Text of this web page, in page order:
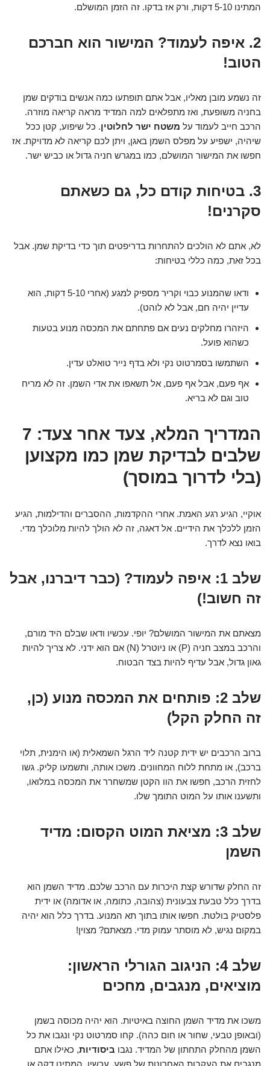
המתינו 5-10 דקות, ורק אז בדקו. זה הזמן המושלם.
2. איפה לעמוד? המישור הוא חברכם
הטוב!
זה נשמע מובן מאליו, אבל אתם תופתעו כמה אנשים בודקים שמן
בחניה משופעת, ואז מתפלאים למה המדיד מראה קריאה מוזרה.
הרכב חייב לעמוד על משטח ישר לחלוטין. כל שיפוע, קטן ככל
שיהיה, ישפיע על מפלס השמן באגן, ויתן לכם קריאה לא מדויקת. אז
חפשו את המישור המושלם, כמו במגרש חניה גדול או כביש ישר.
3. בטיחות קודם כל, גם כשאתם
סקרנים!
לא, אתם לא הולכים להתחרות בדריפטים תוך כדי בדיקת שמן. אבל
בכל זאת, כמה כללי בטיחות:
ודאו שהמנוע כבוי וקריר מספיק למגע (אחרי 5-10 דקות, הוא
עדיין יהיה חם, אבל לא לוהט).
היזהרו מחלקים נעים אם פתחתם את המכסה מנוע בטעות
כשהוא פועל.
השתמשו בסמרטוט נקי ולא בדף נייר טואלט עדין.
אף פעם, אבל אף פעם, אל תשאפו את אדי השמן. זה לא מריח
טוב וגם לא בריא.
המדריך המלא, צעד אחר צעד: 7
שלבים לבדיקת שמן כמו מקצוען
(בלי לדרוך במוסך)
אוקיי, הגיע רגע האמת. אחרי ההקדמות, ההסברים והדילמות, הגיע
הזמן ללכלך את הידיים. אל דאגה, זה לא הולך להיות מלוכלך מדי.
בואו נצא לדרך.
שלב 1: איפה לעמוד? (כבר דיברנו, אבל
זה חשוב!)
מצאתם את המישור המושלם? יופי. עכשיו ודאו שבלם היד מורם,
והרכב במצב חניה (P) או ניוטרל (N) אם הוא ידני. לא צריך להיות
גאון גדול, אבל עדיף להיות בצד הבטוח.
שלב 2: פותחים את המכסה מנוע (כן,
זה החלק הקל)
ברוב הרכבים יש ידית קטנה ליד הרגל השמאלית (או הימנית, תלוי
ברכב), או מתחת ללוח המחוונים. משכו אותה, ותשמעו קליק. גשו
לחזית הרכב, חפשו את הוו הקטן שמשחרר את המכסה במלואו,
ותשענו אותו על המוט התומך שלו.
שלב 3: מציאת המוט הקסום: מדיד
השמן
זה החלק שדורש קצת היכרות עם הרכב שלכם. מדיד השמן הוא
בדרך כלל טבעת צבעונית (צהובה, כתומה, או אדומה) או ידית
פלסטיק בולטת. חפשו אותו בתוך תא המנוע. בדרך כלל הוא יהיה
במקום נגיש, לא מוסתר עמוק מדי. מצאתם? מצוין!
שלב 4: הניגוב הגורלי הראשון:
מוציאים, מנגבים, מחכים
משכו את מדיד השמן החוצה באיטיות. הוא יהיה מכוסה בשמן
(ובאופן טבעי, שחור או חום כהה). קחו סמרטוט נקי ונגבו את כל
השמן מהחלק התחתון של המדיד. נגבו ביסודיות, כאילו אתם
מנגבים את העקבות האחרונות של פשע. עכשיו, המתינו דקה או